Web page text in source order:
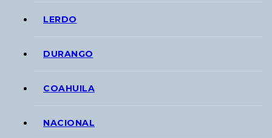
LERDO
DURANGO
COAHUILA
NACIONAL